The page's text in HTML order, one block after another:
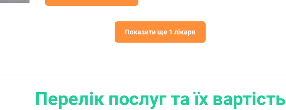
Показати ще 1 лікаря
Перелік послуг та їх вартість